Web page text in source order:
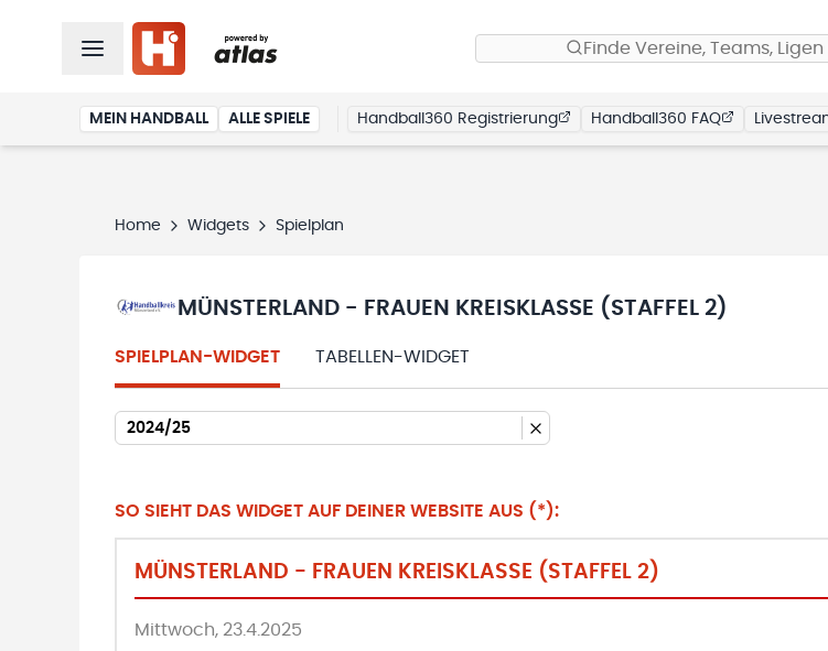
Finde Vereine, Teams, Ligen
MEIN HANDBALL ALLE SPIELE Handball360 Registrierung Handball360 FAQ
Home Widgets Spielplan
MÜNSTERLAND - FRAUEN KREISKLASSE (STAFFEL 2)
SPIELPLAN-WIDGET TABELLEN-WIDGET
2024/25
SO SIEHT DAS WIDGET AUF DEINER WEBSITE AUS (*):
MÜNSTERLAND - FRAUEN KREISKLASSE (STAFFEL 2)
Mittwoch, 23.4.2025